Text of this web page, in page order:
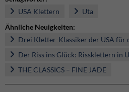
USA Klettern
Uta
Ähnliche Neuigkeiten:
Drei Kletter-Klassiker der USA für
Der Riss ins Glück: Rissklettern in
THE CLASSICS – FINE JADE